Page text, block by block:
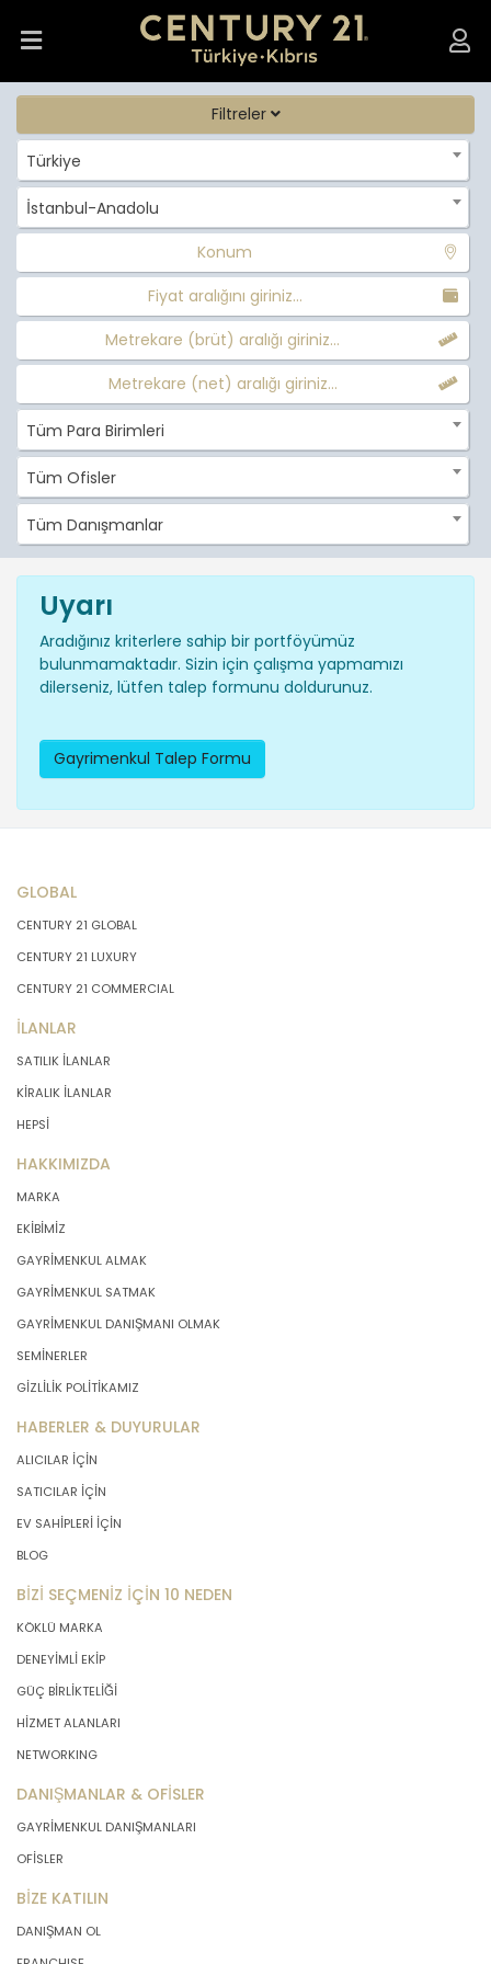
Filtreler
Türkiye
İstanbul-Anadolu
Konum
Fiyat aralığını giriniz...
Metrekare (brüt) aralığı giriniz...
Metrekare (net) aralığı giriniz...
Tüm Para Birimleri
Tüm Ofisler
Tüm Danışmanlar
Uyarı
Aradığınız kriterlere sahip bir portföyümüz
bulunmamaktadır. Sizin için çalışma yapmamızı
dilerseniz, lütfen talep formunu doldurunuz.
Gayrimenkul Talep Formu
GLOBAL
CENTURY 21 GLOBAL
CENTURY 21 LUXURY
CENTURY 21 COMMERCIAL
İLANLAR
SATILIK İLANLAR
KİRALIK İLANLAR
HEPSİ
HAKKIMIZDA
MARKA
EKİBİMİZ
GAYRİMENKUL ALMAK
GAYRİMENKUL SATMAK
GAYRİMENKUL DANIŞMANI OLMAK
SEMİNERLER
GİZLİLİK POLİTİKAMIZ
HABERLER & DUYURULAR
ALICILAR İÇİN
SATICILAR İÇİN
EV SAHİPLERİ İÇİN
BLOG
BİZİ SEÇMENİZ İÇİN 10 NEDEN
KÖKLÜ MARKA
DENEYİMLİ EKİP
GÜÇ BİRLİKTELİĞİ
HİZMET ALANLARI
NETWORKING
DANIŞMANLAR & OFİSLER
GAYRİMENKUL DANIŞMANLARI
OFİSLER
BİZE KATILIN
DANIŞMAN OL